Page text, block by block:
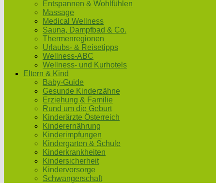
Entspannen & Wohlfühlen
Massage
Medical Wellness
Sauna, Dampfbad & Co.
Thermenregionen
Urlaubs- & Reisetipps
Wellness-ABC
Wellness- und Kurhotels
Eltern & Kind
Baby-Guide
Gesunde Kinderzähne
Erziehung & Familie
Rund um die Geburt
Kinderärzte Österreich
Kinderernährung
Kinderimpfungen
Kindergarten & Schule
Kinderkrankheiten
Kindersicherheit
Kindervorsorge
Schwangerschaft